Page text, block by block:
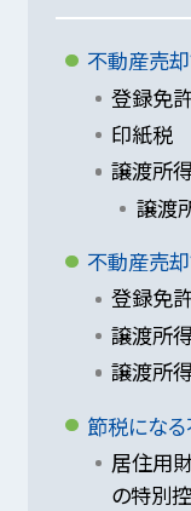
不動産売
登録免
印紙税
譲渡所
譲渡
不動産売
登録免
譲渡所
譲渡所
節税にな
居住用
の特別